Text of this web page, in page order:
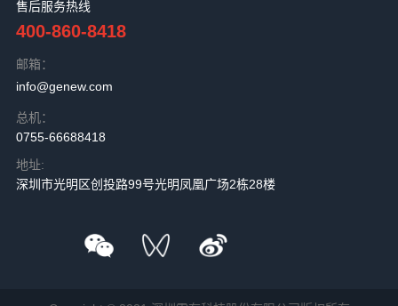
售后服务热线
400-860-8418
邮箱：
info@genew.com
总机：
0755-66688418
地址:
深圳市光明区创投路99号光明凤凰广场2栋28楼